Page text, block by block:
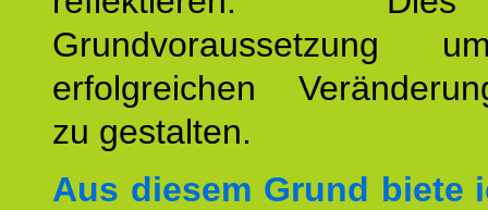
Grundvoraussetzung
erfolgreichen
zu gestalten.
Aus diesem Grund biete